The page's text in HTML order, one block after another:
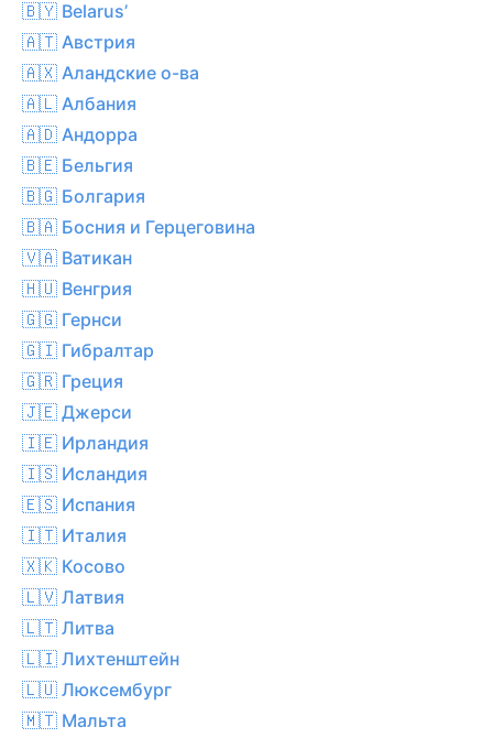
🇧🇾 Belarus’
🇦🇹 Австрия
🇦🇽 Аландские о-ва
🇦🇱 Албания
🇦🇩 Андорра
🇧🇪 Бельгия
🇧🇬 Болгария
🇧🇦 Босния и Герцеговина
🇻🇦 Ватикан
🇭🇺 Венгрия
🇬🇬 Гернси
🇬🇮 Гибралтар
🇬🇷 Греция
🇯🇪 Джерси
🇮🇪 Ирландия
🇮🇸 Исландия
🇪🇸 Испания
🇮🇹 Италия
🇽🇰 Косово
🇱🇻 Латвия
🇱🇹 Литва
🇱🇮 Лихтенштейн
🇱🇺 Люксембург
🇲🇹 Мальта